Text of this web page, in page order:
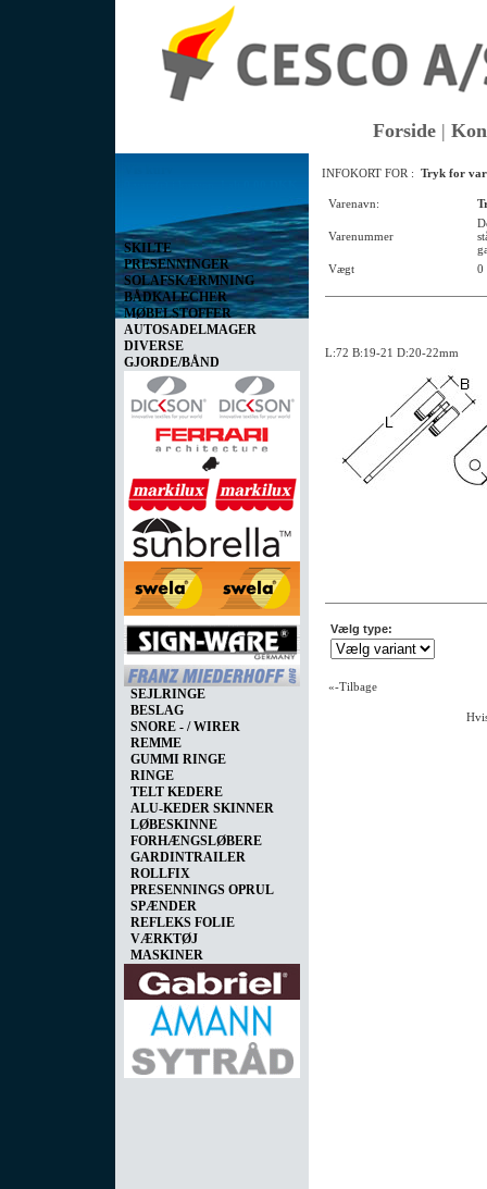
Forside |
SKILTE
PRESENNINGER
SOLAFSKÆRMNING
BÅDKALECHER
MØBELSTOFFER
AUTOSADELMAGER
DIVERSE
GJORDE/BÅND
SEJLRINGE
BESLAG
SNORE - / WIRER
REMME
GUMMI RINGE
RINGE
TELT KEDERE
ALU-KEDER SKINNER
LØBESKINNE
FORHÆNGSLØBERE
GARDINTRAILER
ROLLFIX
PRESENNINGS OPRUL
SPÆNDER
REFLEKS FOLIE
VÆRKTØJ
MASKINER
INFOKORT FOR : Tryk for
Varenavn:
Varenummer
Vægt
0
L:72 B:19-21 D:20-22mm
Vælg type:
«-Tilbage